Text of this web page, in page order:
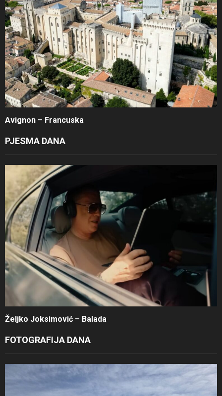
Avignon – Francuska
PJESMA DANA
Željko Joksimović – Balada
FOTOGRAFIJA DANA